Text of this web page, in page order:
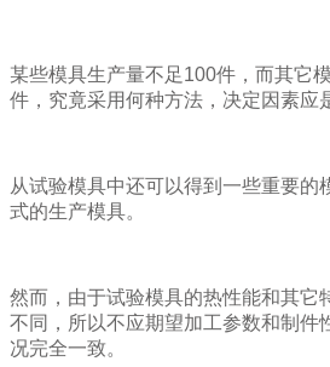
某些模具生产量不足100件，而其它
件，究竟采用何种方法，决定因素应
从试验模具中还可以得到一些重要的
式的生产模具。
然而，由于试验模具的热性能和其它
不同，所以不应期望加工参数和制件
况完全一致。